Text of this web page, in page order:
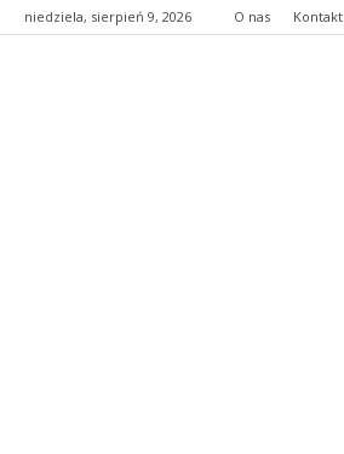
niedziela, sierpień 9, 2026 O nas Kontakt